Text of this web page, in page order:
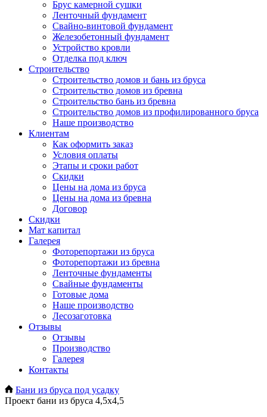
Брус камерной сушки
Ленточный фундамент
Свайно-винтовой фундамент
Железобетонный фундамент
Устройство кровли
Отделка под ключ
Строительство
Строительство домов и бань из бруса
Строительство домов из бревна
Строительство бань из бревна
Строительство домов из профилированного бруса
Наше производство
Клиентам
Как оформить заказ
Условия оплаты
Этапы и сроки работ
Скидки
Цены на дома из бруса
Цены на дома из бревна
Договор
Скидки
Мат капитал
Галерея
Фоторепортажи из бруса
Фоторепортажи из бревна
Ленточные фундаменты
Свайные фундаменты
Готовые дома
Наше производство
Лесозаготовка
Отзывы
Отзывы
Производство
Галерея
Контакты
Бани из бруса под усадку
Проект бани из бруса 4,5x4,5